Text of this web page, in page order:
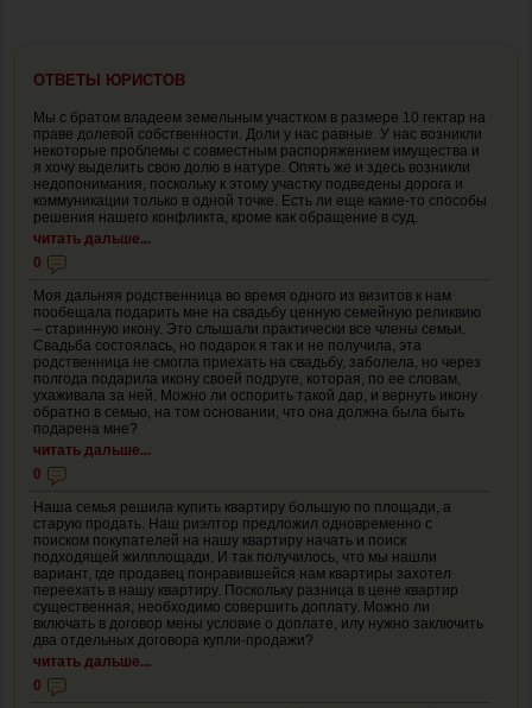
ОТВЕТЫ ЮРИСТОВ
Мы с братом владеем земельным участком в размере 10 гектар на
праве долевой собственности. Доли у нас равные. У нас возникли
некоторые проблемы с совместным распоряжением имущества и
я хочу выделить свою долю в натуре. Опять же и здесь возникли
недопонимания, поскольку к этому участку подведены дорога и
коммуникации только в одной точке. Есть ли еще какие-то способы
решения нашего конфликта, кроме как обращение в суд.
читать дальше...
0
Моя дальняя родственница во время одного из визитов к нам
пообещала подарить мне на свадьбу ценную семейную реликвию
– старинную икону. Это слышали практически все члены семьи.
Свадьба состоялась, но подарок я так и не получила, эта
родственница не смогла приехать на свадьбу, заболела, но через
полгода подарила икону своей подруге, которая, по ее словам,
ухаживала за ней. Можно ли оспорить такой дар, и вернуть икону
обратно в семью, на том основании, что она должна была быть
подарена мне?
читать дальше...
0
Наша семья решила купить квартиру большую по площади, а
старую продать. Наш риэлтор предложил одновременно с
поиском покупателей на нашу квартиру начать и поиск
подходящей жилплощади. И так получилось, что мы нашли
вариант, где продавец понравившейся нам квартиры захотел
переехать в нашу квартиру. Поскольку разница в цене квартир
существенная, необходимо совершить доплату. Можно ли
включать в договор мены условие о доплате, илу нужно заключить
два отдельных договора купли-продажи?
читать дальше...
0